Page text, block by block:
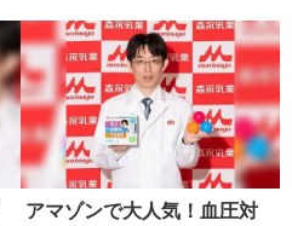
アマゾンで大人気！血圧対